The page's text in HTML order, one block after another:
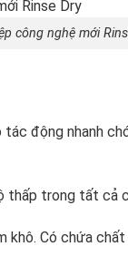
công nghệ mới
động nhanh
thấp trong tất cả
Có chứa